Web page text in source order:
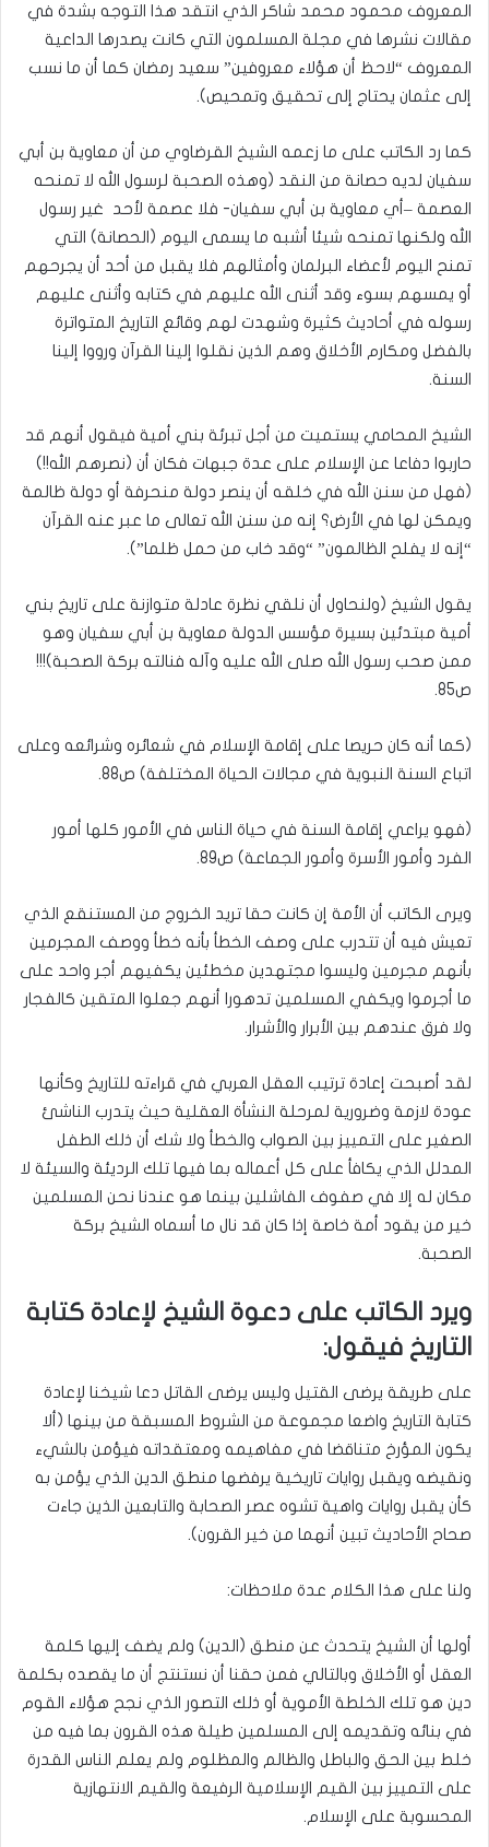
المعروف محمود محمد شاكر الذي انتقد هذا التوجه بشدة في
مقالات نشرها في مجلة المسلمون التي كانت يصدرها الداعية
المعروف “لاحظ أن هؤلاء معروفين” سعيد رمضان كما أن ما نسب
إلى عثمان يحتاج إلى تحقيق وتمحيص).
كما رد الكاتب على ما زعمه الشيخ القرضاوي من أن معاوية بن أبي
سفيان لديه حصانة من النقد (وهذه الصحبة لرسول الله لا تمنحه
العصمة –أي معاوية بن أبي سفيان- فلا عصمة لأحد غير رسول
الله ولكنها تمنحه شيئا أشبه ما يسمى اليوم (الحصانة) التي
تمنح اليوم لأعضاء البرلمان وأمثالهم فلا يقبل من أحد أن يجرحهم
أو يمسهم بسوء وقد أثنى الله عليهم في كتابه وأثنى عليهم
رسوله في أحاديث كثيرة وشهدت لهم وقائع التاريخ المتواترة
بالفضل ومكارم الأخلاق وهم الذين نقلوا إلينا القرآن ورووا إلينا
السنة.
الشيخ المحامي يستميت من أجل تبرئة بني أمية فيقول أنهم قد
حاربوا دفاعا عن الإسلام على عدة جبهات فكان أن (نصرهم الله!!)
(فهل من سنن الله في خلقه أن ينصر دولة منحرفة أو دولة ظالمة
ويمكن لها في الأرض؟ إنه من سنن الله تعالى ما عبر عنه القرآن
“إنه لا يفلح الظالمون” “وقد خاب من حمل ظلما”).
يقول الشيخ (ولنحاول أن نلقي نظرة عادلة متوازنة على تاريخ بني
أمية مبتدئين بسيرة مؤسس الدولة معاوية بن أبي سفيان وهو
ممن صحب رسول الله صلى الله عليه وآله فنالته بركة الصحبة)!!!
ص85.
(كما أنه كان حريصا على إقامة الإسلام في شعائره وشرائعه وعلى
اتباع السنة النبوية في مجالات الحياة المختلفة) ص88.
(فهو يراعي إقامة السنة في حياة الناس في الأمور كلها أمور
الفرد وأمور الأسرة وأمور الجماعة) ص89.
ويرى الكاتب أن الأمة إن كانت حقا تريد الخروج من المستنقع الذي
تعيش فيه أن تتدرب على وصف الخطأ بأنه خطأ ووصف المجرمين
بأنهم مجرمين وليسوا مجتهدين مخطئين يكفيهم أجر واحد على
ما أجرموا ويكفي المسلمين تدهورا أنهم جعلوا المتقين كالفجار
ولا فرق عندهم بين الأبرار والأشرار.
لقد أصبحت إعادة ترتيب العقل العربي في قراءته للتاريخ وكأنها
عودة لازمة وضرورية لمرحلة النشأة العقلية حيث يتدرب الناشئ
الصغير على التمييز بين الصواب والخطأ ولا شك أن ذلك الطفل
المدلل الذي يكافأ على كل أعماله بما فيها تلك الرديئة والسيئة لا
مكان له إلا في صفوف الفاشلين بينما هو عندنا نحن المسلمين
خير من يقود أمة خاصة إذا كان قد نال ما أسماه الشيخ بركة
الصحبة.
ويرد الكاتب على دعوة الشيخ لإعادة كتابة
التاريخ فيقول:
على طريقة يرضى القتيل وليس يرضى القاتل دعا شيخنا لإعادة
كتابة التاريخ واضعا مجموعة من الشروط المسبقة من بينها (ألا
يكون المؤرخ متناقضا في مفاهيمه ومعتقداته فيؤمن بالشيء
ونقيضه ويقبل روايات تاريخية يرفضها منطق الدين الذي يؤمن به
كأن يقبل روايات واهية تشوه عصر الصحابة والتابعين الذين جاءت
صحاح الأحاديث تبين أنهما من خير القرون).
ولنا على هذا الكلام عدة ملاحظات:
أولها أن الشيخ يتحدث عن منطق (الدين) ولم يضف إليها كلمة
العقل أو الأخلاق وبالتالي فمن حقنا أن نستنتج أن ما يقصده بكلمة
دين هو تلك الخلطة الأموية أو ذلك التصور الذي نجح هؤلاء القوم
في بنائه وتقديمه إلى المسلمين طيلة هذه القرون بما فيه من
خلط بين الحق والباطل والظالم والمظلوم ولم يعلم الناس القدرة
على التمييز بين القيم الإسلامية الرفيعة والقيم الانتهازية
المحسوبة على الإسلام.